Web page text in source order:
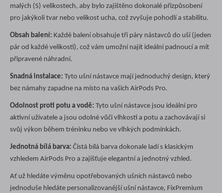
malých (S) velikostech, aby bylo zajištěno dokonalé přizpůsobení
pro jakýkoli tvar nebo velikost ucha, což zvyšuje pohodlí a stabilitu.
Obsah balení: Každé balení obsahuje tři páry nástavců do uší (jeden
pár od každé velikosti), což vám umožní najít ideální padnoucí a mít
připravené náhradní.
Snadná instalace: Tyto ušní nástavce mají jednoduchý design, který
bez námahy zapadne na místo na vašich AirPods Pro.
Odolnost proti potu a vodě: Tyto ušní nástavce jsou ideální pro
aktivní uživatele a jsou odolné vůči vlhkosti a potu a zachovávají si
svůj výkon během tréninku nebo ve vlhkých podmínkách.
Jednotná bílá barva: Čistá bílá barva dokonale ladí s klasickým
vzhledem AirPods Pro a zajišťuje elegantní a jednotný vzhled.
Ať už hledáte výměnu opotřebovaných ušních nástavců nebo
jednoduše hledáte personalizovanější ušní nástavce, FixPremium